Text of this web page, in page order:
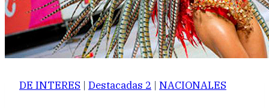
DE INTERES | Destacadas 2 | NACIONALES